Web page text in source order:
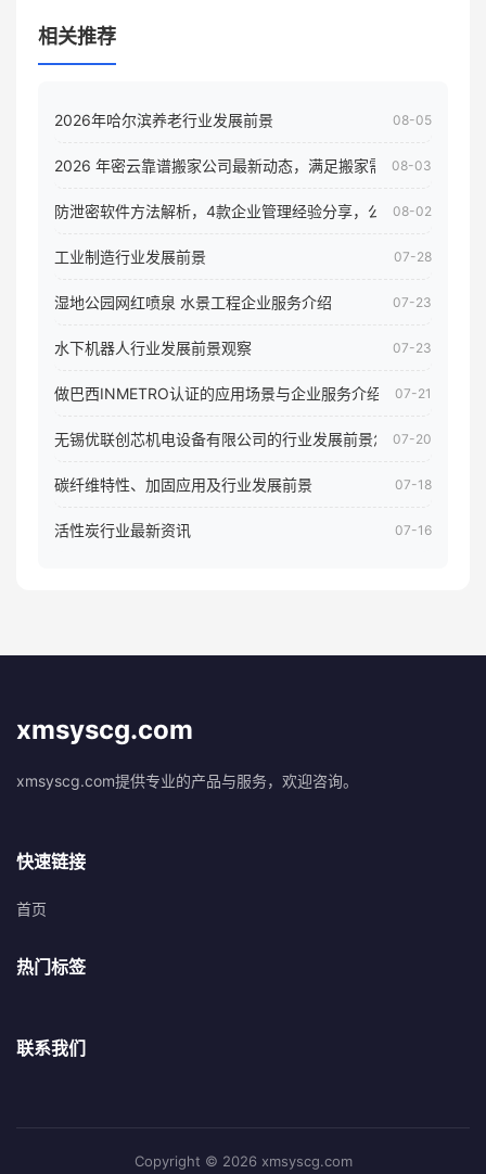
相关推荐
2026年哈尔滨养老行业发展前景 08-05
2026 年密云靠谱搬家公司最新动态，满足搬家需求！08-03
防泄密软件方法解析，4款企业管理经验分享，公司员工电脑核
08-02
工业制造行业发展前景 07-28
湿地公园网红喷泉 水景工程企业服务介绍 07-23
水下机器人行业发展前景观察 07-23
做巴西INMETRO认证的应用场景与企业服务介绍 07-21
无锡优联创芯机电设备有限公司的行业发展前景怎样07-20
碳纤维特性、加固应用及行业发展前景 07-18
活性炭行业最新资讯 07-16
xmsyscg.com
xmsyscg.com提供专业的产品与服务，欢迎咨询。
快速链接
首页
热门标签
联系我们
Copyright © 2026 xmsyscg.com